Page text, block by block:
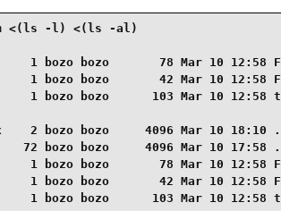
<(ls -l) <(ls -al)
1 bozo bozo       78 Mar 10 12:58
1 bozo bozo       42 Mar 10 12:58
1 bozo bozo      103 Mar 10 12:58
2 bozo bozo     4096 Mar 10 18:10 .
72 bozo bozo     4096 Mar 10 17:58
1 bozo bozo       78 Mar 10 12:58
1 bozo bozo       42 Mar 10 12:58
1 bozo bozo      103 Mar 10 12:58